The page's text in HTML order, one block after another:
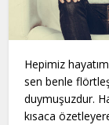
Hepimiz
sen benle
duymuşuzdur.
kısaca